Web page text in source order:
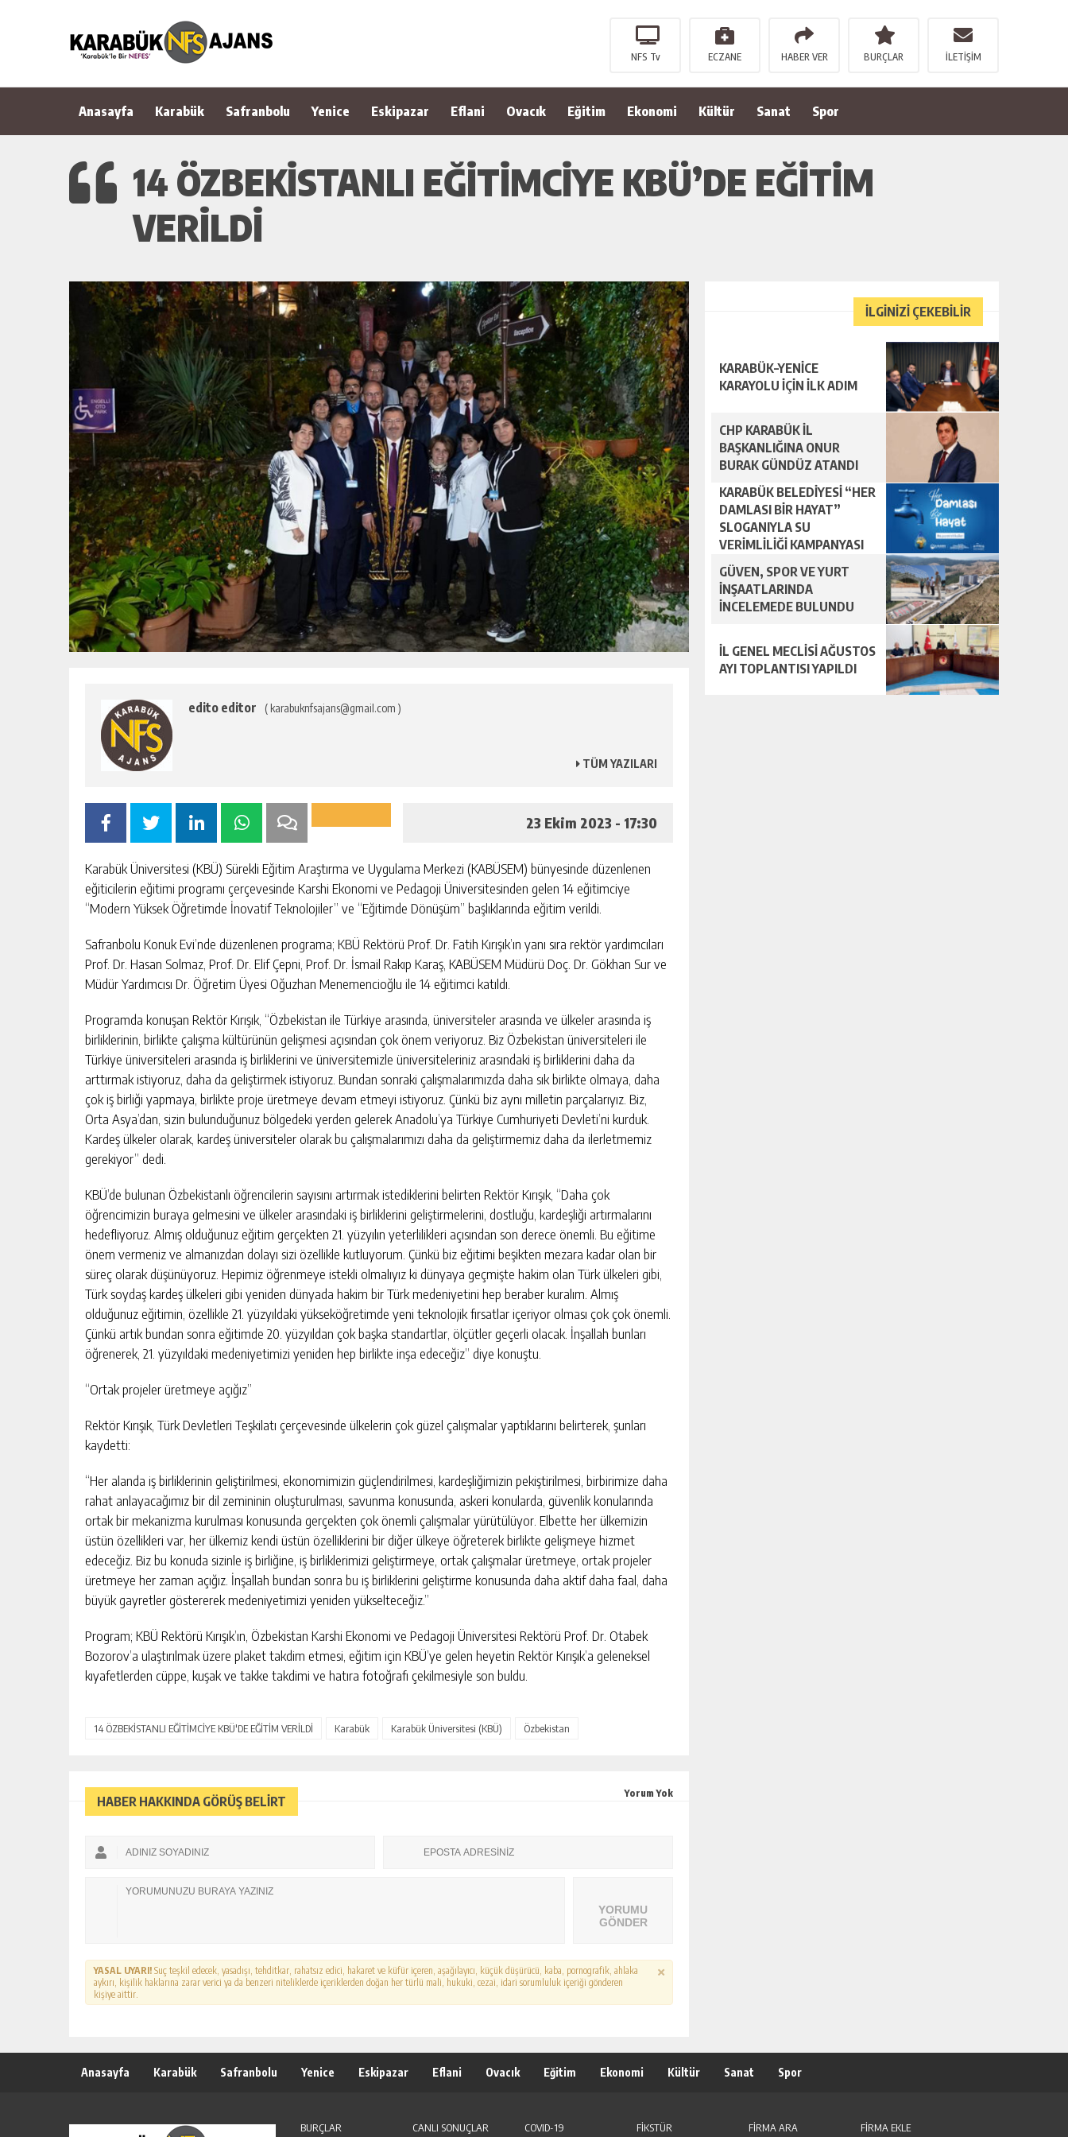
NFS Tv ECZANE HABER VER BURÇLAR İLETİŞİM
Anasayfa Karabük Safranbolu Yenice Eskipazar Eflani Ovacık Eğitim Ekonomi Kültür Sanat Spor
14 ÖZBEKİSTANLI EĞİTİMCİYE KBÜ’DE EĞİTİM
VERİLDİ
edito editor ( karabuknfsajans@gmail.com )
TÜM YAZILARI
23 Ekim 2023 - 17:30
Karabük Üniversitesi (KBÜ) Sürekli Eğitim Araştırma ve Uygulama Merkezi (KABÜSEM) bünyesinde düzenlenen
eğiticilerin eğitimi programı çerçevesinde Karshi Ekonomi ve Pedagoji Üniversitesinden gelen 14 eğitimciye
“Modern Yüksek Öğretimde İnovatif Teknolojiler” ve “Eğitimde Dönüşüm” başlıklarında eğitim verildi.
Safranbolu Konuk Evi’nde düzenlenen programa; KBÜ Rektörü Prof. Dr. Fatih Kırışık’ın yanı sıra rektör yardımcıları
Prof. Dr. Hasan Solmaz, Prof. Dr. Elif Çepni, Prof. Dr. İsmail Rakıp Karaş, KABÜSEM Müdürü Doç. Dr. Gökhan Sur ve
Müdür Yardımcısı Dr. Öğretim Üyesi Oğuzhan Menemencioğlu ile 14 eğitimci katıldı.
Programda konuşan Rektör Kırışık, “Özbekistan ile Türkiye arasında, üniversiteler arasında ve ülkeler arasında iş
birliklerinin, birlikte çalışma kültürünün gelişmesi açısından çok önem veriyoruz. Biz Özbekistan üniversiteleri ile
Türkiye üniversiteleri arasında iş birliklerini ve üniversitemizle üniversiteleriniz arasındaki iş birliklerini daha da
arttırmak istiyoruz, daha da geliştirmek istiyoruz. Bundan sonraki çalışmalarımızda daha sık birlikte olmaya, daha
çok iş birliği yapmaya, birlikte proje üretmeye devam etmeyi istiyoruz. Çünkü biz aynı milletin parçalarıyız. Biz,
Orta Asya’dan, sizin bulunduğunuz bölgedeki yerden gelerek Anadolu’ya Türkiye Cumhuriyeti Devleti’ni kurduk.
Kardeş ülkeler olarak, kardeş üniversiteler olarak bu çalışmalarımızı daha da geliştirmemiz daha da ilerletmemiz
gerekiyor” dedi.
KBÜ’de bulunan Özbekistanlı öğrencilerin sayısını artırmak istediklerini belirten Rektör Kırışık, “Daha çok
öğrencimizin buraya gelmesini ve ülkeler arasındaki iş birliklerini geliştirmelerini, dostluğu, kardeşliği artırmalarını
hedefliyoruz. Almış olduğunuz eğitim gerçekten 21. yüzyılın yeterlilikleri açısından son derece önemli. Bu eğitime
önem vermeniz ve almanızdan dolayı sizi özellikle kutluyorum. Çünkü biz eğitimi beşikten mezara kadar olan bir
süreç olarak düşünüyoruz. Hepimiz öğrenmeye istekli olmalıyız ki dünyaya geçmişte hakim olan Türk ülkeleri gibi,
Türk soydaş kardeş ülkeleri gibi yeniden dünyada hakim bir Türk medeniyetini hep beraber kuralım. Almış
olduğunuz eğitimin, özellikle 21. yüzyıldaki yükseköğretimde yeni teknolojik fırsatlar içeriyor olması çok çok önemli.
Çünkü artık bundan sonra eğitimde 20. yüzyıldan çok başka standartlar, ölçütler geçerli olacak. İnşallah bunları
öğrenerek, 21. yüzyıldaki medeniyetimizi yeniden hep birlikte inşa edeceğiz” diye konuştu.
“Ortak projeler üretmeye açığız”
Rektör Kırışık, Türk Devletleri Teşkilatı çerçevesinde ülkelerin çok güzel çalışmalar yaptıklarını belirterek, şunları
kaydetti:
“Her alanda iş birliklerinin geliştirilmesi, ekonomimizin güçlendirilmesi, kardeşliğimizin pekiştirilmesi, birbirimize daha
rahat anlayacağımız bir dil zemininin oluşturulması, savunma konusunda, askeri konularda, güvenlik konularında
ortak bir mekanizma kurulması konusunda gerçekten çok önemli çalışmalar yürütülüyor. Elbette her ülkemizin
üstün özellikleri var, her ülkemiz kendi üstün özelliklerini bir diğer ülkeye öğreterek birlikte gelişmeye hizmet
edeceğiz. Biz bu konuda sizinle iş birliğine, iş birliklerimizi geliştirmeye, ortak çalışmalar üretmeye, ortak projeler
üretmeye her zaman açığız. İnşallah bundan sonra bu iş birliklerini geliştirme konusunda daha aktif daha faal, daha
büyük gayretler göstererek medeniyetimizi yeniden yükselteceğiz.”
Program; KBÜ Rektörü Kırışık’ın, Özbekistan Karshi Ekonomi ve Pedagoji Üniversitesi Rektörü Prof. Dr. Otabek
Bozorov’a ulaştırılmak üzere plaket takdim etmesi, eğitim için KBÜ’ye gelen heyetin Rektör Kırışık’a geleneksel
kıyafetlerden cüppe, kuşak ve takke takdimi ve hatıra fotoğrafı çekilmesiyle son buldu.
14 ÖZBEKİSTANLI EĞİTİMCİYE KBÜ'DE EĞİTİM VERİLDİ Karabük Karabük Üniversitesi (KBÜ) Özbekistan
HABER HAKKINDA GÖRÜŞ BELİRT
Yorum Yok
YORUMU
GÖNDER
YASAL UYARI! Suç teşkil edecek, yasadışı, tehditkar, rahatsız edici, hakaret ve küfür içeren, aşağılayıcı, küçük düşürücü, kaba, pornografik, ahlaka
aykırı, kişilik haklarına zarar verici ya da benzeri niteliklerde içeriklerden doğan her türlü mali, hukuki, cezai, idari sorumluluk içeriği gönderen
kişiye aittir.
İLGİNİZİ ÇEKEBİLİR
KARABÜK–YENİCE
KARAYOLU İÇİN İLK ADIM
CHP KARABÜK İL
BAŞKANLIĞINA ONUR
BURAK GÜNDÜZ ATANDI
KARABÜK BELEDİYESİ “HER
DAMLASI BİR HAYAT”
SLOGANIYLA SU
VERİMLİLİĞİ KAMPANYASI
BAŞLATTI.
GÜVEN, SPOR VE YURT
İNŞAATLARINDA
İNCELEMEDE BULUNDU
İL GENEL MECLİSİ AĞUSTOS
AYI TOPLANTISI YAPILDI
Anasayfa Karabük Safranbolu Yenice Eskipazar Eflani Ovacık Eğitim Ekonomi Kültür Sanat Spor
BURÇLAR CANLI SONUÇLAR COVID-19 FİKSTÜR FİRMA ARA FİRMA EKLE